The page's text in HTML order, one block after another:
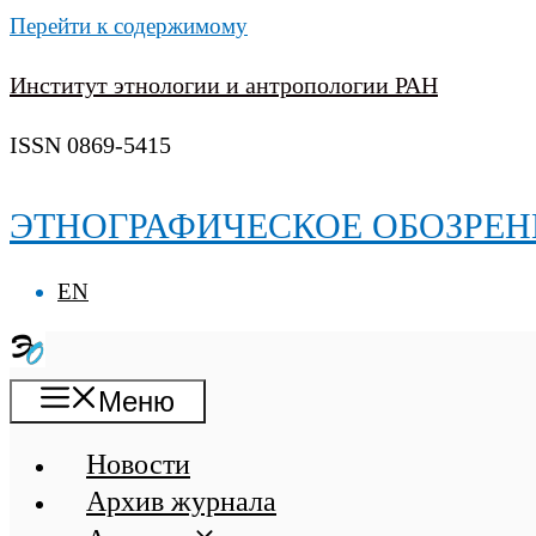
Перейти к содержимому
Институт этнологии и антропологии РАН
ISSN 0869-5415
ЭТНОГРАФИЧЕСКОЕ
EN
Меню
Новости
Архив журнала